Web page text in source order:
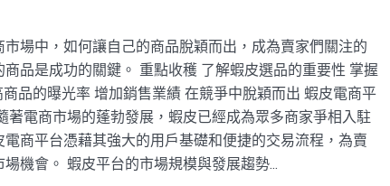
場中，如何讓自己的商品脫穎而出，成為賣家們關注的
品是成功的關鍵。 重點收穫 了解蝦皮選品的重要性 掌握
品的曝光率 增加銷售業績 在競爭中脫穎而出 蝦皮電商平
著電商市場的蓬勃發展，蝦皮已經成為眾多商家爭相入駐
電商平台憑藉其強大的用戶基礎和便捷的交易流程，為賣
機會。 蝦皮平台的市場規模與發展趨勢...